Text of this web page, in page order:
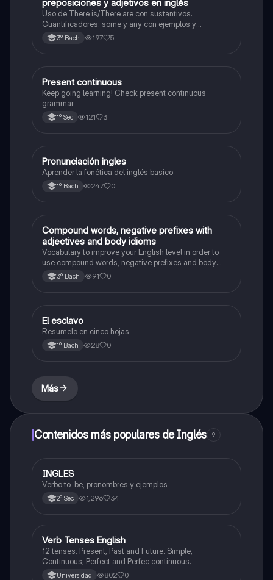
preposiciones y adjetivos en inglés
Uso de There is/There are con sustantivos.
Cuantificadores: some y any con ejemplos y
particularidades. Adjetivos: posición en la oración y
ejemplos reales. Preposiciones de tiempo y lugar (in,
3º Bach 197 5
Inglés
Present continuous
Keep going learning! Check present continuous
grammar
1º Sec 121 3
Inglés
Pronunciación ingles
Aprender la fonética del inglés basico
1º Bach 247 0
Inglés
Compound words, negative prefixes with
adjectives and body idioms
Vocabulary to improve your English level in order to
use compound words, negative prefixes and body
idioms3º Bach 91 0
Literatura
El esclavo
Resumelo en cinco hojas
1º Bach 28 0
Más
Contenidos más populares de Inglés 9
Inglés
INGLES
Verbo to-be, pronombres y ejemplos
2º Sec 1,296 34
VInglés
Verb Tenses English
12 tenses. Present, Past and Future. Simple,
Continuous, Perfect and Perfec continuous.
Universidad 802 0